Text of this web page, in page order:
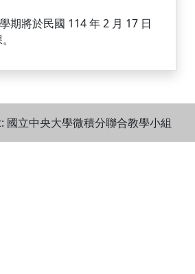
期將於民國 114 年 2 月 17 日
國立中央大學微積分聯合教學小組